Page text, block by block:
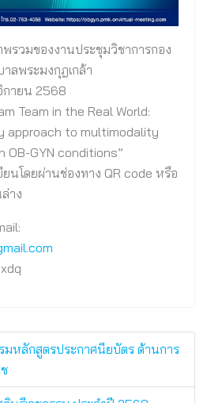
พรวมของงานประชุมวิชาการกอง
าลพระมงกุฎเกล้า
กายน 2568
Team in the Real World:
approach to multimodality
OB-GYN conditions”
นโดยผ่านช่องทาง QR code หรือ
าง
หลักสูตรประกาศนียบัตร ด้านการ